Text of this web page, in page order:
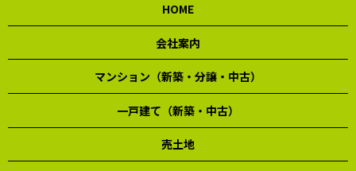
HOME
会社案内
マンション（新築・分譲・中古）
一戸建て（新築・中古）
売土地